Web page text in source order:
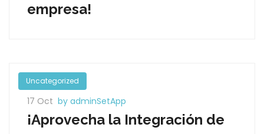
empresa!
Uncategorized
17 Oct by adminSetApp
¡Aprovecha la Integración de